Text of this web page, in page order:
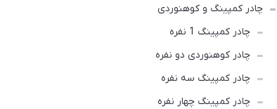
چادر کمپینگ و کوهنوردی
چادر کمپینگ 1 نفره
چادر کوهنوردی دو نفره
چادر كمپينگ سه نفره
چادر کمپینگ چهار نفره